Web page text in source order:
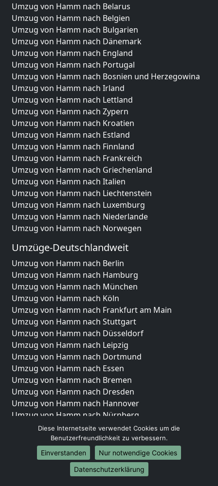
Umzug von Hamm nach Belarus
Umzug von Hamm nach Belgien
Umzug von Hamm nach Bulgarien
Umzug von Hamm nach Dänemark
Umzug von Hamm nach England
Umzug von Hamm nach Portugal
Umzug von Hamm nach Bosnien und Herzegowina
Umzug von Hamm nach Irland
Umzug von Hamm nach Lettland
Umzug von Hamm nach Zypern
Umzug von Hamm nach Kroatien
Umzug von Hamm nach Estland
Umzug von Hamm nach Finnland
Umzug von Hamm nach Frankreich
Umzug von Hamm nach Griechenland
Umzug von Hamm nach Italien
Umzug von Hamm nach Liechtenstein
Umzug von Hamm nach Luxemburg
Umzug von Hamm nach Niederlande
Umzug von Hamm nach Norwegen
Umzüge-Deutschlandweit
Umzug von Hamm nach Berlin
Umzug von Hamm nach Hamburg
Umzug von Hamm nach München
Umzug von Hamm nach Köln
Umzug von Hamm nach Frankfurt am Main
Umzug von Hamm nach Stuttgart
Umzug von Hamm nach Düsseldorf
Umzug von Hamm nach Leipzig
Umzug von Hamm nach Dortmund
Umzug von Hamm nach Essen
Umzug von Hamm nach Bremen
Umzug von Hamm nach Dresden
Umzug von Hamm nach Hannover
Umzug von Hamm nach Nürnberg
Umzug von Hamm nach Duisburg
Umzug von Hamm nach Bochum
Umzug von Hamm nach Wuppertal
Umzug von Hamm nach Bielefeld
Umzug von Hamm nach Bonn
Diese Internetseite verwendet Cookies um die
Benutzerfreundlichkeit zu verbessern.
Einverstanden
Nur notwendige Cookies
Datenschutzerklärung